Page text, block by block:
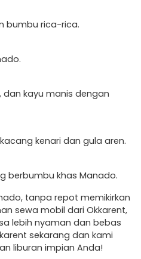
bumbu rica-rica.
dan kayu manis dengan
kenari dan gula aren.
berbumbu khas Manado.
tanpa repot memikirkan
sewa mobil dari Okkarent,
lebih nyaman dan bebas
sekarang dan kami
liburan impian Anda!